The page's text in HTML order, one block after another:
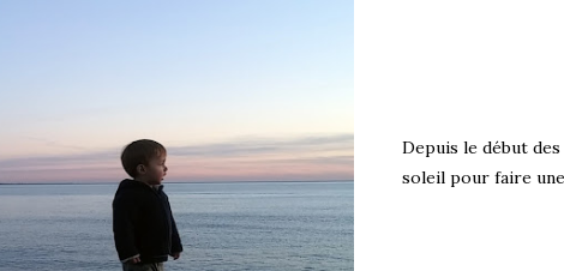
Depuis le début
soleil pour faire